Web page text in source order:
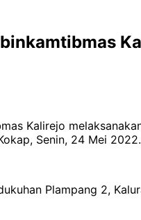
Kalirejo
Senin, 24 Mei 2022.
Plampang 2,